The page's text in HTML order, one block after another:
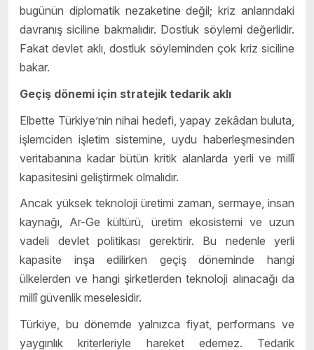
bugünün diplomatik nezaketine değil; kriz anlarındaki
davranış siciline bakmalıdır. Dostluk söylemi değerlidir.
Fakat devlet aklı, dostluk söyleminden çok kriz siciline
bakar.
Geçiş dönemi için stratejik tedarik aklı
Elbette Türkiye’nin nihai hedefi, yapay zekâdan buluta,
işlemciden işletim sistemine, uydu haberleşmesinden
veritabanına kadar bütün kritik alanlarda yerli ve millî
kapasitesini geliştirmek olmalıdır.
Ancak yüksek teknoloji üretimi zaman, sermaye, insan
kaynağı, Ar-Ge kültürü, üretim ekosistemi ve uzun
vadeli devlet politikası gerektirir. Bu nedenle yerli
kapasite inşa edilirken geçiş döneminde hangi
ülkelerden ve hangi şirketlerden teknoloji alınacağı da
millî güvenlik meselesidir.
Türkiye, bu dönemde yalnızca fiyat, performans ve
yaygınlık kriterleriyle hareket edemez. Tedarik